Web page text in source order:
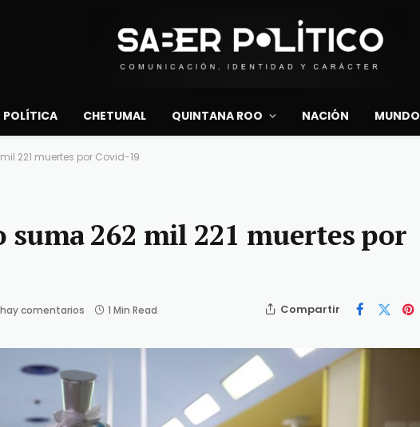
POLÍTICA CHETUMAL QUINTANA ROO NACIÓN MUNDO
221 muertes por Covid-19
262 mil 221 muertes por
comentarios 1 Min Read Compartir